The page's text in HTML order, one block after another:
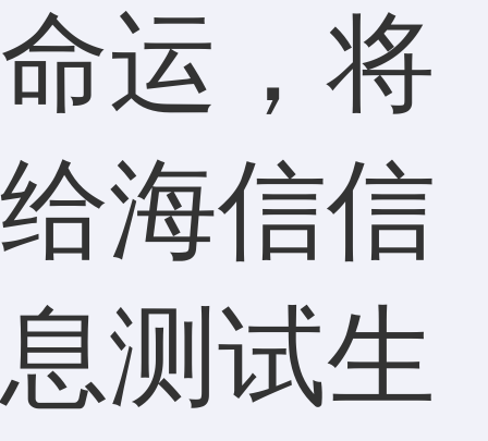
命运，将
给海信信
息测试生